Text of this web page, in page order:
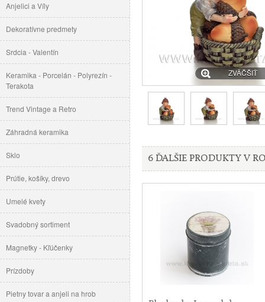
Anjelici a Víly
Dekoratívne predmety
Srdcia - Valentín
Keramika - Porcelán - Polyrezín -
Terakota
Trend Vintage a Retro
Záhradná keramika
Sklo
Prútie, košíky, drevo
Umelé kvety
Svadobný sortiment
Magnetky - Kľúčenky
Prízdoby
Pietny tovar a anjeli na hrob
ZVÄČŠIŤ
6 ĎALŠIE PRODUKTY V